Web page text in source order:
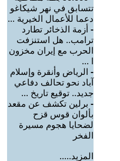
تتسابق في نهر شيكاغو
دعما للأعمال الخيرية ...
- أزمة الذخائر تطارد
ترامب.. هل استنزفت
الحرب مع إيران مخزون
ا ...
- الرياض وأنقرة وإسلام
آباد نحو تحالف دفاعي
جديد.. توقيع تاريخ ...
- برلين تكشف عن مقعد
بألوان قوس قزح
لضحايا هجوم مسيرة
الفخر
المزيد.....